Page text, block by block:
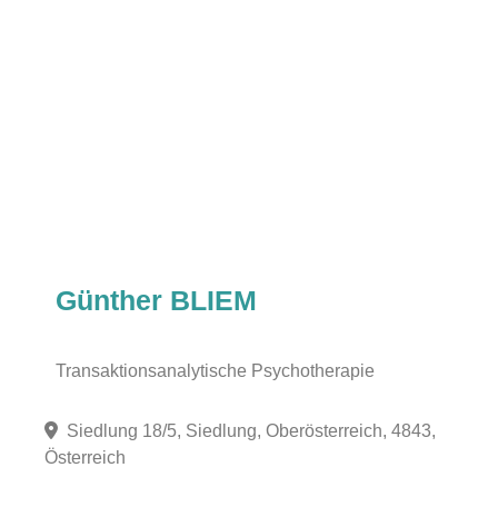
Günther BLIEM
Transaktionsanalytische Psychotherapie
Siedlung 18/5, Siedlung, Oberösterreich, 4843,
Österreich